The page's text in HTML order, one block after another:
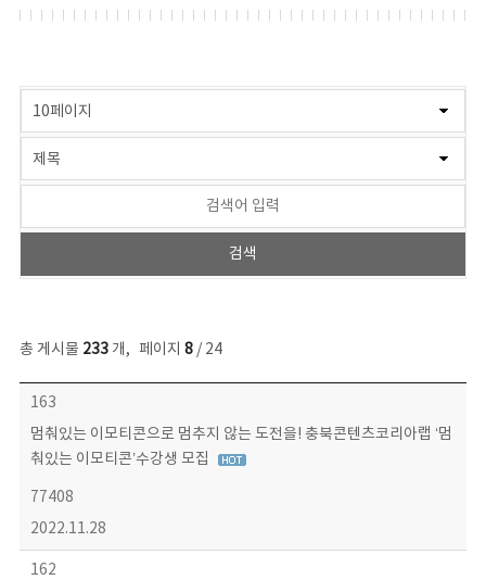
총 게시물 233개, 페이지 8/ 24
보도자료 목록 - 번호, 제목, 작성자, 파일, 조회수, 작성일 정보 제공
163
멈춰있는 이모티콘으로 멈추지 않는 도전을! 충북콘텐츠코리아랩 ‘멈
춰있는 이모티콘’수강생 모집
77408
2022.11.28
162